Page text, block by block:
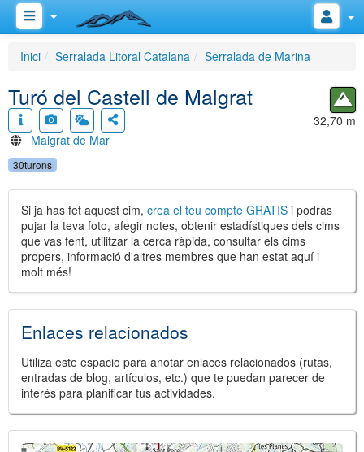
Inici Serralada Litoral Catalana Serralada de Marina
Turó del Castell de Malgrat
Malgrat de Mar
32,70 m
30turons
Si ja has fet aquest cim, crea el teu compte GRATIS i podràs
pujar la teva foto, afegir notes, obtenir estadístiques dels cims
que vas fent, utilitzar la cerca ràpida, consultar els cims
propers, informació d'altres membres que han estat aquí i
molt més!
Enlaces relacionados
Utiliza este espacio para anotar enlaces relacionados (rutas,
entradas de blog, artículos, etc.) que te puedan parecer de
interés para planificar tus actividades.